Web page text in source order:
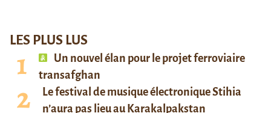
LES PLUS LUS
Un nouvel élan pour le projet ferroviaire
transafghan
Le festival de musique électronique Stihia
n’aura pas lieu au Karakalpakstan